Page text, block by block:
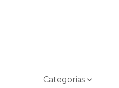
Categorias